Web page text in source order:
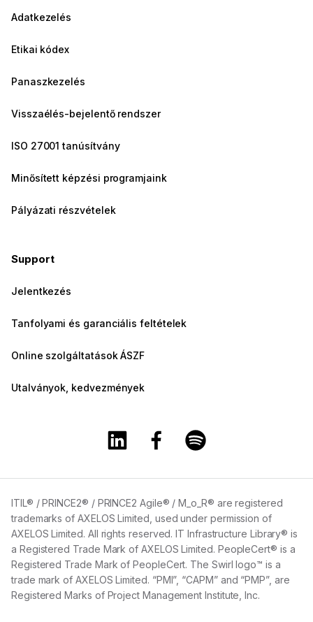
Adatkezelés
Etikai kódex
Panaszkezelés
Visszaélés-bejelentő rendszer
ISO 27001 tanúsítvány
Minősített képzési programjaink
Pályázati részvételek
Support
Jelentkezés
Tanfolyami és garanciális feltételek
Online szolgáltatások ÁSZF
Utalványok, kedvezmények
A Training360 Linkedin oldala
A Training360 Facebook
ITIL® / PRINCE2® / PRINCE2 Agile® / M_o_R® are registered
trademarks of AXELOS Limited, used under permission of
AXELOS Limited. All rights reserved. IT Infrastructure Library® is
a Registered Trade Mark of AXELOS Limited. PeopleCert® is a
Registered Trade Mark of PeopleCert. The Swirl logo™ is a
trade mark of AXELOS Limited. “PMI”, “CAPM” and “PMP”, are
Registered Marks of Project Management Institute, Inc.